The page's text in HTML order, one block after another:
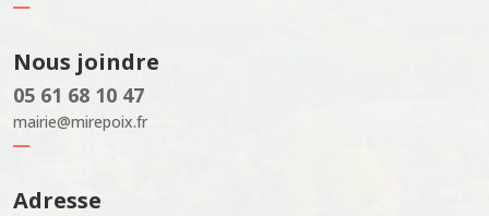
Nous joindre
05 61 68 10 47
mairie@mirepoix.fr
Adresse